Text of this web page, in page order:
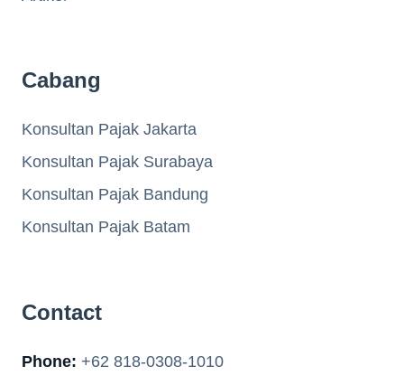
Cabang
Konsultan Pajak Jakarta
Konsultan Pajak Surabaya
Konsultan Pajak Bandung
Konsultan Pajak Batam
Contact
Phone: +62 818-0308-1010